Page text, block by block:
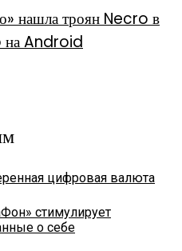
нашла троян Necro в
на Android
цифровая валюта
стимулирует
о себе